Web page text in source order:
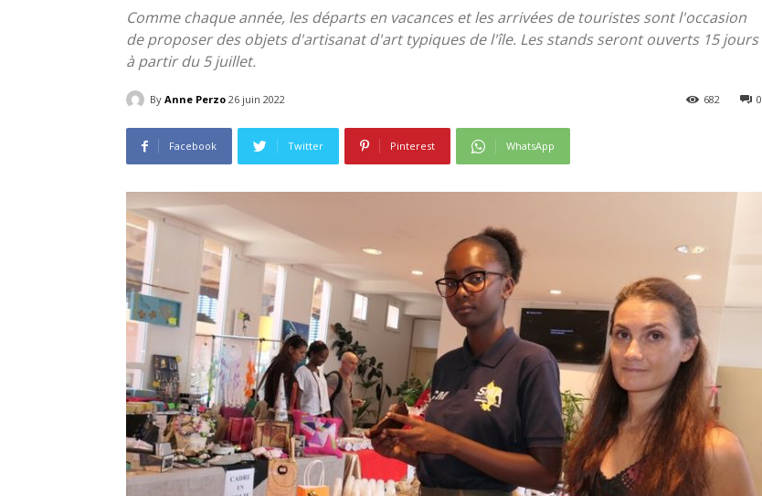
Comme chaque année, les départs en vacances et les arrivées de touristes sont l'occasion
de proposer des objets d'artisanat d'art typiques de l'île. Les stands seront ouverts 15 jours
à partir du 5 juillet.
By Anne Perzo 26 juin 2022 0
682
Facebook Twitter Pinterest WhatsApp